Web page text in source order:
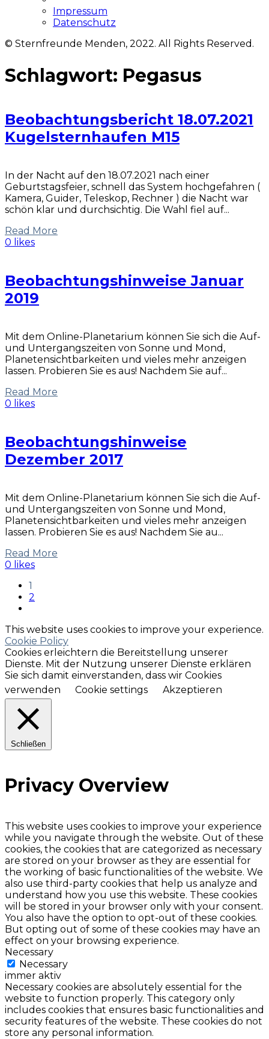
Impressum
Datenschutz
© Sternfreunde Menden, 2022. All Rights Reserved.
Schlagwort: Pegasus
Beobachtungsbericht 18.07.2021
Kugelsternhaufen M15
In der Nacht auf den 18.07.2021 nach einer
Geburtstagsfeier, schnell das System hochgefahren (
Kamera, Guider, Teleskop, Rechner ) die Nacht war
schön klar und durchsichtig. Die Wahl fiel auf...
Read More
0 likes
Beobachtungshinweise Januar
2019
Mit dem Online-Planetarium können Sie sich die Auf-
und Untergangszeiten von Sonne und Mond,
Planetensichtbarkeiten und vieles mehr anzeigen
lassen. Probieren Sie es aus! Nachdem Sie auf...
Read More
0 likes
Beobachtungshinweise
Dezember 2017
Mit dem Online-Planetarium können Sie sich die Auf-
und Untergangszeiten von Sonne und Mond,
Planetensichtbarkeiten und vieles mehr anzeigen
lassen. Probieren Sie es aus! Nachdem Sie au...
Read More
0 likes
1
2
This website uses cookies to improve your experience.
Cookie Policy
Cookies erleichtern die Bereitstellung unserer
Dienste. Mit der Nutzung unserer Dienste erklären
Sie sich damit einverstanden, dass wir Cookies
verwenden
Cookie settings Akzeptieren
Schließen
Privacy Overview
This website uses cookies to improve your experience
while you navigate through the website. Out of these
cookies, the cookies that are categorized as necessary
are stored on your browser as they are essential for
the working of basic functionalities of the website. We
also use third-party cookies that help us analyze and
understand how you use this website. These cookies
will be stored in your browser only with your consent.
You also have the option to opt-out of these cookies.
But opting out of some of these cookies may have an
effect on your browsing experience.
Necessary
Necessary
immer aktiv
Necessary cookies are absolutely essential for the
website to function properly. This category only
includes cookies that ensures basic functionalities and
security features of the website. These cookies do not
store any personal information.